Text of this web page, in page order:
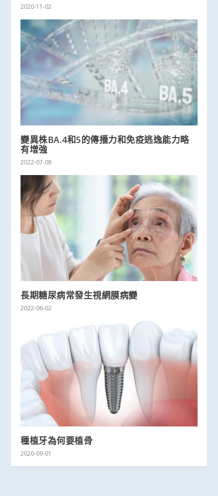
2020-11-02
變異株BA.4和5的傳播力和免疫逃逸能力略
有增強
2022-07-08
長期糖尿病常發生視網膜病變
2022-06-02
種植牙為何要植骨
2020-09-01